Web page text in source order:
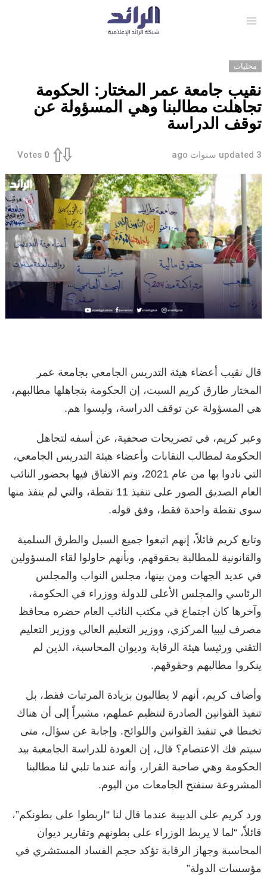
محليات
نقيب جامعة عمر المختار: الحكومة
تجاهلت مطالبنا وهي المسؤولة عن
توقف الدراسة
updated 3 سنوات ago 0
Votes
قال نقيب أعضاء هيئة التدريس الجامعي بجامعة عمر
المختار طارق كريم السبت، إن الحكومة بتجاهلها مطالبهم،
هي المسؤولة عن توقف الدراسة، وليسوا هم.
وعبر كريم، في تصريحات صحفية، عن أسفه لتجاهل
الحكومة لمطالب النقابات وأعضاء هيئة التدريس الجامعي،
التي نادوا بها من عام 2021، وتم الاتفاق فيها بحضور النائب
العام الصديق الصور على تنفيذ 11 نقطة، والتي لم ينفذ منها
سوى نقطة واحدة فقط، وفق قوله.
وتابع كريم قائلاً، إنهم اتبعوا جميع السبل والطرق السلمية
والقانونية للمطالبة بحقوقهم، وبأنهم حاولوا لقاء المسؤولين
في عديد الجهات ومن بينها، مجلس النواب والمجلس
الرئاسي والمجلس الأعلى للدولة ووزراء في الحكومة،
وآخرها كان اجتماع في مكتب النائب العام حضره محافظ
مصرف ليبيا المركزي، ووزير التعليم العالي ووزير التعليم
التقني ورئيسا هيئة الرقابة وديوان المحاسبة، الذين لم
ينكروا مطالبهم وحقوقهم.
وأضاف كريم، أنهم لا يطالبون بزيادة المرتبات فقط، بل
تنفيذ القوانين الصادرة لتنظيم عملهم، مشيراً إلى أن هناك
تخبطا في تنفيذ القوانين واللوائح. وإجابة عن سؤال، متى
سيتم فك الاعتصام؟ قال، إن العودة للدراسة الجامعية بيد
الحكومة وهي صاحبة القرار، وأنه عندما تلبي لنا مطالبنا
المشروعة سنفتح الجامعات من اليوم.
ورد كريم على الدبيبة عندما قال لنا “اربطوا على بطونكم”،
قائلاً، “لما لا يربط الوزراء على بطونهم وتقارير ديوان
المحاسبة وجهاز الرقابة تؤكد حجم الفساد المستشري في
مؤسسات الدولة”